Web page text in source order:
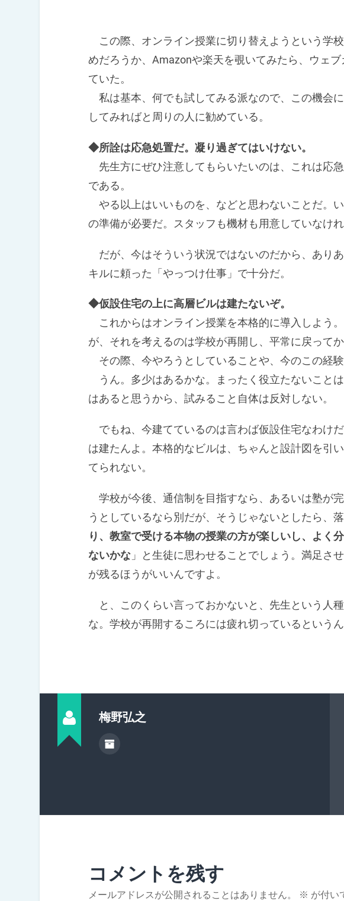
この際、オンライン授業に切り替えようという学
めだろうか、Amazonや楽天を覗いてみたら、ウェ
ていた。
私は基本、何でも試してみる派なので、この機会
してみればと周りの人に勧めている。
◆所詮は応急処置だ。凝り過ぎてはいけない。
先生方にぜひ注意してもらいたいのは、これは応
である。
やる以上はいいものを、などと思わないことだ。
の準備が必要だ。スタッフも機材も用意していなけれ
だが、今はそういう状況ではないのだから、あり
キルに頼った「やっつけ仕事」で十分だ。
◆仮設住宅の上に高層ビルは建たないぞ。
これからはオンライン授業を本格的に導入しよう
が、それを考えるのは学校が再開し、平常に戻ってか
その際、今やろうとしていることや、今のこの経験
うん。多少はあるかな。まったく役立たないこと
はあると思うから、試みること自体は反対しない。
でもね、今建てているのは言わば仮設住宅なわけ
は建たんよ。本格的なビルは、ちゃんと設計図を引
てられない。
学校が今後、通信制を目指すなら、あるいは塾が
うとしているなら別だが、そうじゃないとしたら、
り、教室で受ける本物の授業の方が楽しいし、よく
ないかな」と生徒に思わせることでしょう。満足さ
が残るほうがいいんですよ。
と、このくらい言っておかないと、先生という人
な。学校が再開するころには疲れ切っているという
梅野弘之
コメントを残す
メールアドレスが公開されることはありません。 ※ が付い